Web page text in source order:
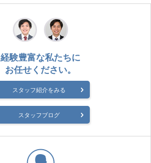
経験豊富な私たちに
お任せください。
スタッフ紹介をみる
スタッフブログ